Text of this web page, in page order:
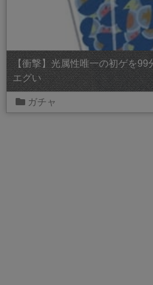
【衝撃】光属性唯一の初ゲを99
エグい
ガチャ